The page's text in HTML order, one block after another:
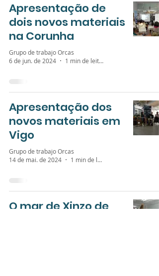
Apresentação de
dois novos materiais
na Corunha
Grupo de trabajo Orcas
6 de jun. de 2024
1 min de leitura
Apresentação dos
novos materiais em
Vigo
Grupo de trabajo Orcas
14 de mai. de 2024
1 min de leitura
O mar de Xinzo de